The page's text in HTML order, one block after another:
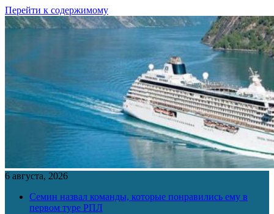
Перейти к содержимому
6 августа, 2026
Семин назвал команды, которые понравились ему в
первом туре РПЛ